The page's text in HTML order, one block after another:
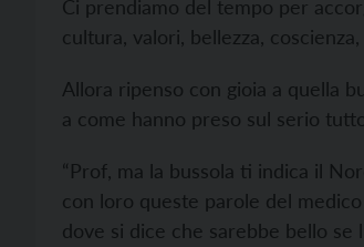
Ci prendiamo del tempo per
cultura, valori, bellezza,
Allora ripenso con gioia a quella
a come hanno preso sul serio
“Prof, ma la bussola ti indica il
con loro queste parole del
dove si dice che sarebbe bello se